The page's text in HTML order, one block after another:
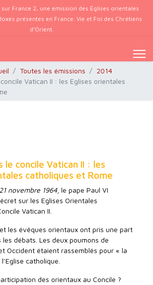
France 2, une émission des Églises orientales
présentes en France. Vie et Foi des Chrétiens
d’Orient.
Toutes les émissions
2014
Vatican II : les Eglises orientales
le concile Vatican II : les
catholiques et Rome
novembre 1964, le pape Paul VI
sur les Eglises Orientales
Vatican II.
les évêques orientaux ont pris une part
débats. Les deux poumons de
Occident étaient rassemblés pour « la
catholique.
des orientaux au Concile ?